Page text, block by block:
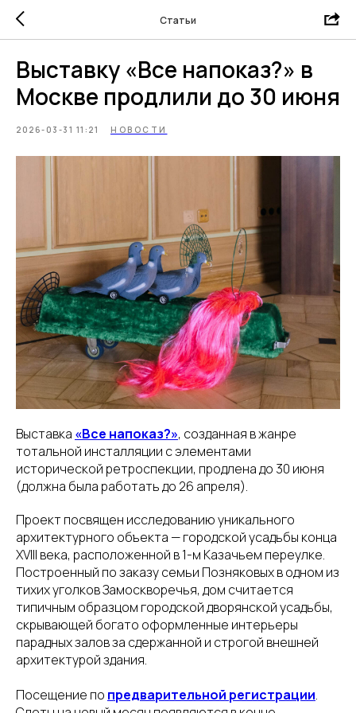
Статьи
Выставку «Все напоказ?» в
Москве продлили до 30 июня
2026-03-31 11:21 НОВОСТИ
Выставка «Все напоказ?», созданная в жанре
тотальной инсталляции с элементами
исторической ретроспекции, продлена до 30 июня
(должна была работать до 26 апреля).
Проект посвящен исследованию уникального
архитектурного объекта — городской усадьбы конца
XVIII века, расположенной в 1-м Казачьем переулке.
Построенный по заказу семьи Позняковых в одном из
тихих уголков Замоскворечья, дом считается
типичным образцом городской дворянской усадьбы,
скрывающей богато оформленные интерьеры
парадных залов за сдержанной и строгой внешней
архитектурой здания.
Посещение по предварительной регистрации.